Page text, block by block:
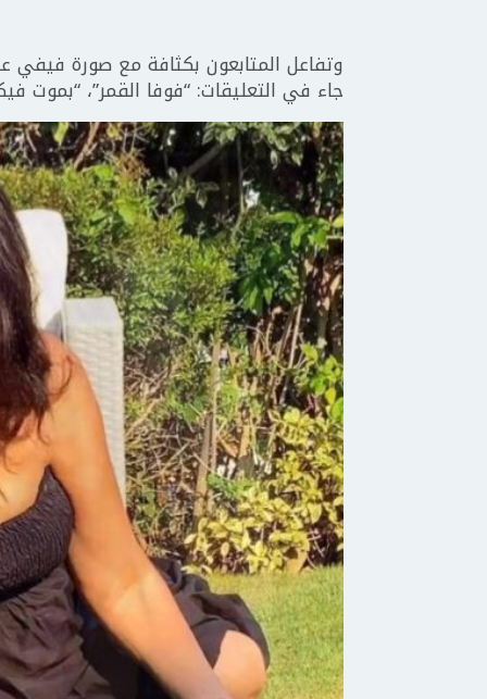
وتفاعل المتابعون بكثافة مع صورة فيفي
جاء في التعليقات: “فوفا القمر”، “بموت